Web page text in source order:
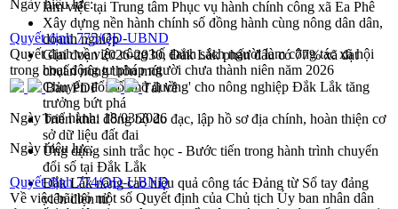
làm việc tại Trung tâm Phục vụ hành chính công xã Ea Phê
Xây dựng nền hành chính số đồng hành cùng nông dân dân,
doanh nghiệp
Giai đoạn 2026-2030, Đắk Lắk phấn đấu có 77% xã đạt
chuẩn nông thôn mới
Chuyển đổi số 'mở đường' cho nông nghiệp Đắk Lắk tăng
trưởng bứt phá
Triển khai đồng bộ đo đạc, lập hồ sơ địa chính, hoàn thiện cơ
sở dữ liệu đất đai
Ứng dụng sinh trắc học - Bước tiến trong hành trình chuyển
đổi số tại Đắk Lắk
Đắk Lắk nâng cao hiệu quả công tác Đảng từ Sổ tay đảng
viên điện tử
Ngày hiệu lực:
Quyết định 775/QĐ-UBND
Quyết định về việc công bố danh sách người làm công tác xã hội
trong hoạt động tư pháp người chưa thành niên năm 2026
Bản PDF
Tải về
Ngày ban hành: 18/03/2026
Ngày hiệu lực:
Quyết định 774/QĐ-UBND
Về việc bãi bỏ một số Quyết định của Chủ tịch Ủy ban nhân dân